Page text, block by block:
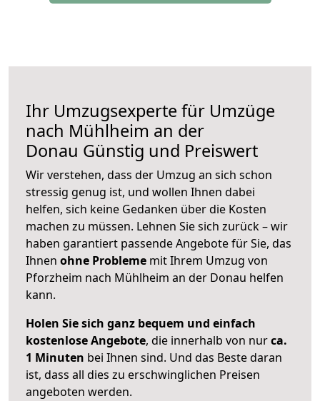
Ihr Umzugsexperte für Umzüge
nach Mühlheim an der
Donau Günstig und Preiswert
Wir verstehen, dass der Umzug an sich schon
stressig genug ist, und wollen Ihnen dabei
helfen, sich keine Gedanken über die Kosten
machen zu müssen. Lehnen Sie sich zurück – wir
haben garantiert passende Angebote für Sie, das
Ihnen ohne Probleme mit Ihrem Umzug von
Pforzheim nach Mühlheim an der Donau helfen
kann.
Holen Sie sich ganz bequem und einfach
kostenlose Angebote, die innerhalb von nurca.
1 Minuten bei Ihnen sind. Und das Beste daran
ist, dass all dies zu erschwinglichen Preisen
angeboten werden.